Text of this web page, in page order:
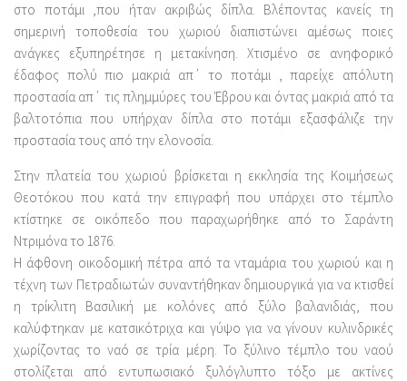
στο ποτάμι ,που ήταν ακριβώς δίπλα. Βλέποντας κανείς τη
σημερινή τοποθεσία του χωριού διαπιστώνει αμέσως ποιες
ανάγκες εξυπηρέτησε η μετακίνηση. Χτισμένο σε ανηφορικό
έδαφος πολύ πιο μακριά απ΄ το ποτάμι , παρείχε απόλυτη
προστασία απ΄ τις πλημμύρες του Έβρου και όντας μακριά από τα
βαλτοτόπια που υπήρχαν δίπλα στο ποτάμι εξασφάλιζε την
προστασία τους από την ελονοσία.
Στην πλατεία του χωριού βρίσκεται η εκκλησία της Κοιμήσεως
Θεοτόκου που κατά την επιγραφή που υπάρχει στο τέμπλο
κτίστηκε σε οικόπεδο που παραχωρήθηκε από το Σαράντη
Ντριμόνα το 1876.
Η άφθονη οικοδομική πέτρα από τα νταμάρια του χωριού και η
τέχνη των Πετραδιωτών συναντήθηκαν δημιουργικά για να κτισθεί
η τρίκλιτη Βασιλική με κολόνες από ξύλο βαλανιδιάς, που
καλύφτηκαν με κατσικότριχα και γύψο για να γίνουν κυλινδρικές
χωρίζοντας το ναό σε τρία μέρη. Το ξύλινο τέμπλο του ναού
στολίζεται από εντυπωσιακό ξυλόγλυπτο τόξο με ακτίνες